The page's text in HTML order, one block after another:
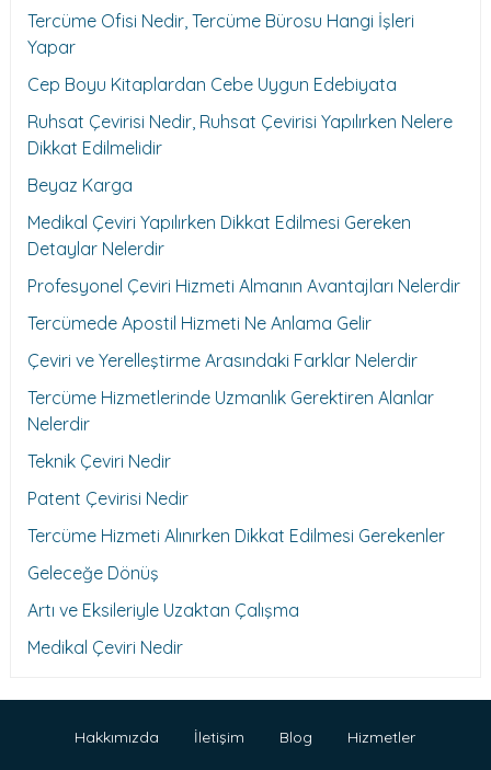
Tercüme Ofisi Nedir, Tercüme Bürosu Hangi İşleri
Yapar
Cep Boyu Kitaplardan Cebe Uygun Edebiyata
Ruhsat Çevirisi Nedir, Ruhsat Çevirisi Yapılırken Nelere
Dikkat Edilmelidir
Beyaz Karga
Medikal Çeviri Yapılırken Dikkat Edilmesi Gereken
Detaylar Nelerdir
Profesyonel Çeviri Hizmeti Almanın Avantajları Nelerdir
Tercümede Apostil Hizmeti Ne Anlama Gelir
Çeviri ve Yerelleştirme Arasındaki Farklar Nelerdir
Tercüme Hizmetlerinde Uzmanlık Gerektiren Alanlar
Nelerdir
Teknik Çeviri Nedir
Patent Çevirisi Nedir
Tercüme Hizmeti Alınırken Dikkat Edilmesi Gerekenler
Geleceğe Dönüş
Artı ve Eksileriyle Uzaktan Çalışma
Medikal Çeviri Nedir
Hakkımızda İletişim Blog Hizmetler